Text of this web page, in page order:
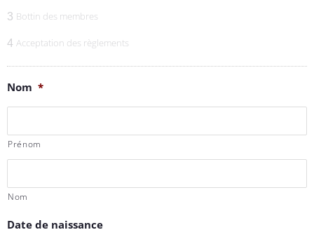
3 Bottin des membres
4 Acceptation des règlements
Nom *
Prénom
Nom
Date de naissance